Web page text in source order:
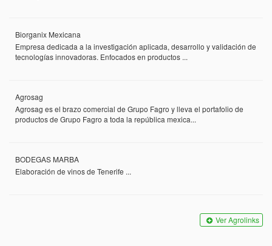
Biorganix Mexicana
Empresa dedicada a la investigación aplicada, desarrollo y validación de
tecnologías innovadoras. Enfocados en productos ...
Agrosag
Agrosag es el brazo comercial de Grupo Fagro y lleva el portafolio de
productos de Grupo Fagro a toda la república mexica...
BODEGAS MARBA
Elaboración de vinos de Tenerife ...
Ver Agrolinks